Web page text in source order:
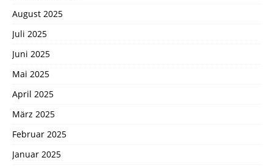
August 2025
Juli 2025
Juni 2025
Mai 2025
April 2025
März 2025
Februar 2025
Januar 2025